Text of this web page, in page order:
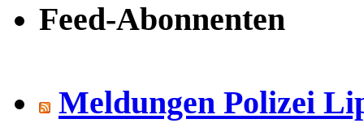
Feed-Abonnenten
Meldungen Polizei